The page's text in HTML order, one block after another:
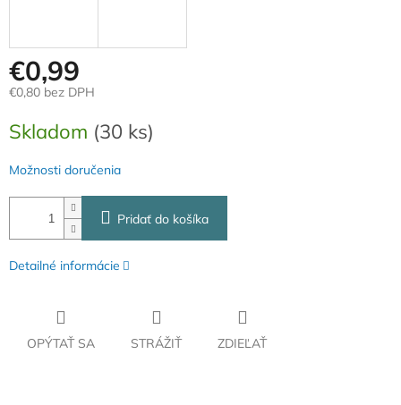
€0,99
€0,80 bez DPH
cena:
Skladom (30 ks)
Možnosti doručenia
Pridať do košíka
Detailné informácie
OPÝTAŤ SA STRÁŽIŤ ZDIEĽAŤ